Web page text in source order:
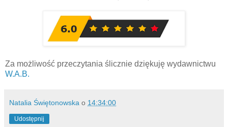
Za możliwość przeczytania ślicznie dziękuję wydawnictwu
W.A.B.
Natalia Świętonowska o 14:34:00
Udostępnij